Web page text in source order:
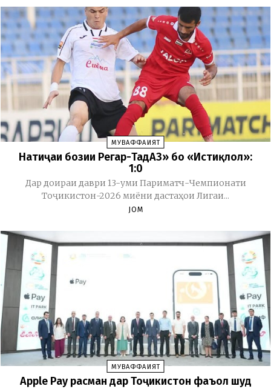
МУВАФФАҚИЯТ
Натиҷаи бозии Регар-ТадАЗ» бо «Истиқлол»:
1:0
Дар доираи даври 13-уми Париматч-Чемпионати
Тоҷикистон-2026 миёни дастаҳои Лигаи...
JOM
МУВАФФАҚИЯТ
Apple Pay расман дар Тоҷикистон фаъол шуд